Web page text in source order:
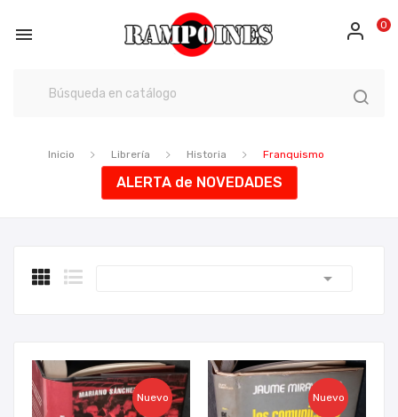
 0
Inicio Librería Historia Franquismo
ALERTA de NOVEDADES

Nuevo Nuevo